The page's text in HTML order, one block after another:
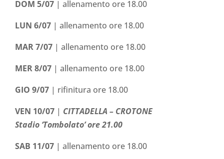
DOM 5/07 | allenamento ore 18.00
LUN 6/07 | allenamento ore 18.00
MAR 7/07 | allenamento ore 18.00
MER 8/07 | allenamento ore 18.00
GIO 9/07 | rifinitura ore 18.00
VEN 10/07 | CITTADELLA – CROTONE
Stadio ‘Tombolato’ ore 21.00
SAB 11/07 | allenamento ore 18.00